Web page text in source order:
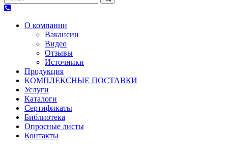
О компании
Вакансии
Видео
Отзывы
Источники
Продукция
КОМПЛЕКСНЫЕ ПОСТАВКИ
Услуги
Каталоги
Сертификаты
Библиотека
Опросные листы
Контакты